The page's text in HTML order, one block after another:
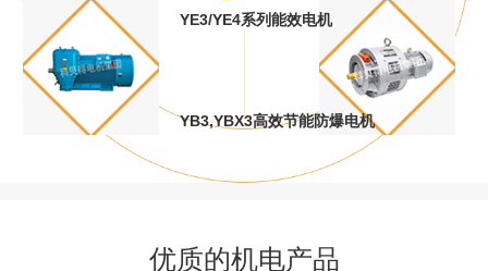
YE3/YE4系列能效电机
YB3,YBX3高效节能防爆电机
优质的机电产品